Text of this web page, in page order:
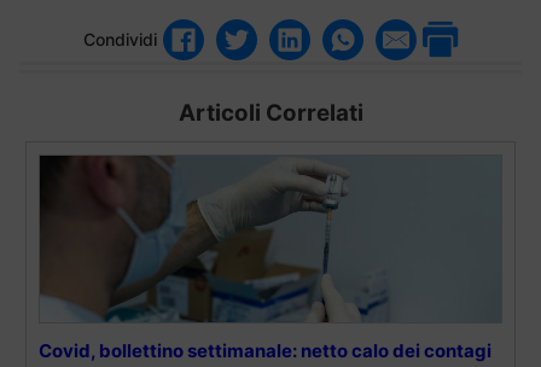
Condividi
Articoli Correlati
Covid, bollettino settimanale: netto calo dei contagi